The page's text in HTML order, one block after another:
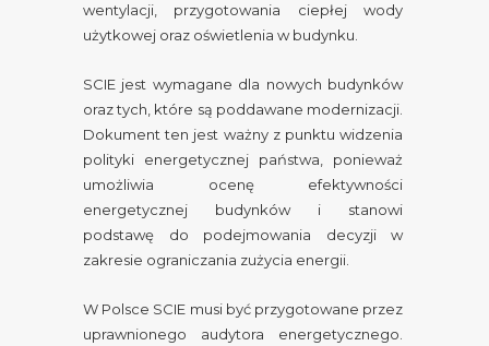
wentylacji, przygotowania ciepłej wody
użytkowej oraz oświetlenia w budynku.
SCIE jest wymagane dla nowych budynków
oraz tych, które są poddawane modernizacji.
Dokument ten jest ważny z punktu widzenia
polityki energetycznej państwa, ponieważ
umożliwia ocenę efektywności
energetycznej budynków i stanowi
podstawę do podejmowania decyzji w
zakresie ograniczania zużycia energii.
W Polsce SCIE musi być przygotowane przez
uprawnionego audytora energetycznego.